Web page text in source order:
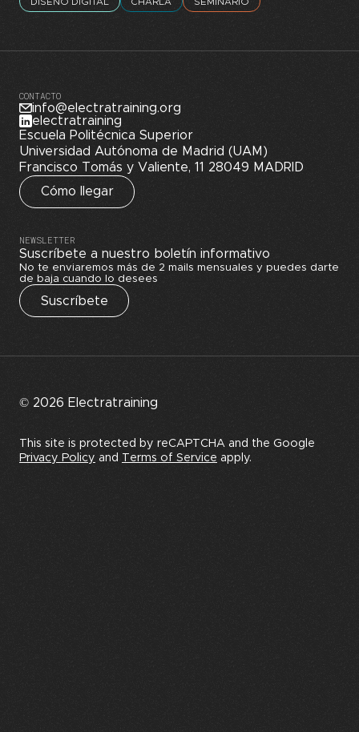
CONTACTO
info@electratraining.org
electratraining
Escuela Politécnica Superior
Universidad Autónoma de Madrid (UAM)
Francisco Tomás y Valiente, 11 28049 MADRID
Cómo llegar
NEWSLETTER
Suscríbete a nuestro boletín informativo
No te enviaremos más de 2 mails mensuales y puedes darte
de baja cuando lo desees
Suscríbete
© 2026 Electratraining
This site is protected by reCAPTCHA and the Google
Privacy Policy and Terms of Service apply.